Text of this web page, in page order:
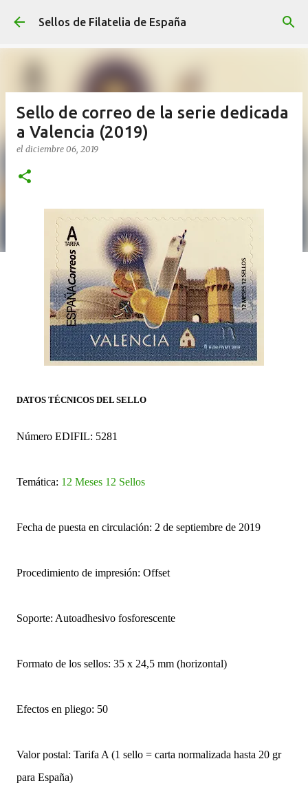
Ir al contenido principal
Sellos de Filatelia de España
Sello de correo de la serie dedicada
a Valencia (2019)
el diciembre 06, 2019
DATOS TÉCNICOS DEL SELLO
Número EDIFIL: 5281
Temática: 12 Meses 12 Sellos
Fecha de puesta en circulación: 2 de septiembre de 2019
Procedimiento de impresión: Offset
Soporte: Autoadhesivo fosforescente
Formato de los sellos: 35 x 24,5 mm (horizontal)
Efectos en pliego: 50
Valor postal: Tarifa A (1 sello = carta normalizada hasta 20 gr
para España)